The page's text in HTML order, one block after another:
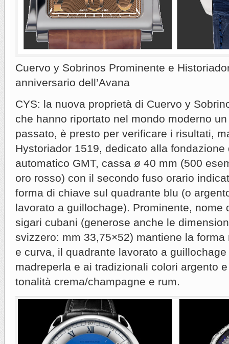
Cuervo y Sobrinos Prominente e
anniversario dell’Avana
CYS: la nuova proprietà di Cuervo y
che hanno riportato nel mondo moderno
passato, è presto per verificare i risultati,
Hystoriador 1519, dedicato alla
automatico GMT, cassa ø 40 mm (500
oro rosso) con il secondo fuso orario
forma di chiave sul quadrante blu (o
lavorato a guillochage). Prominente, nome
sigari cubani (generose anche le
svizzero: mm 33,75×52) mantiene la
e curva, il quadrante lavorato a
madreperla e ai tradizionali colori argento
tonalità crema/champagne e rum.